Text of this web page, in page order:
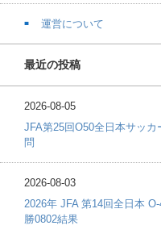
運営について
最近の投稿
2026-08-05
JFA第25回O50全日本サッ
問
2026-08-03
2026年 JFA 第14回全日本
勝0802結果